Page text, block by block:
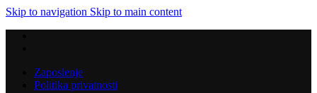
Skip to navigation Skip to main content
Zaposlenje
Politika privatnosti